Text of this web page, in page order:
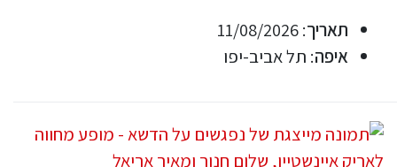
תאריך: 11/08/2026
איפה: תל אביב-יפו